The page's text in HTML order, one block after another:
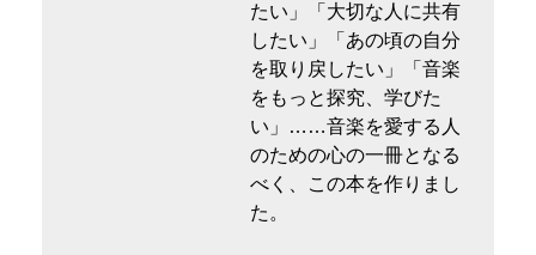
たい」「大切な人に共有
したい」「あの頃の自分
を取り戻したい」「音楽
をもっと探究、学びた
い」……音楽を愛する人
のための心の一冊となる
べく、この本を作りまし
た。